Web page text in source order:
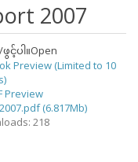
2007
င့်ပါ။Open
Preview (Limited to 10
Preview
(6.817Mb)
218